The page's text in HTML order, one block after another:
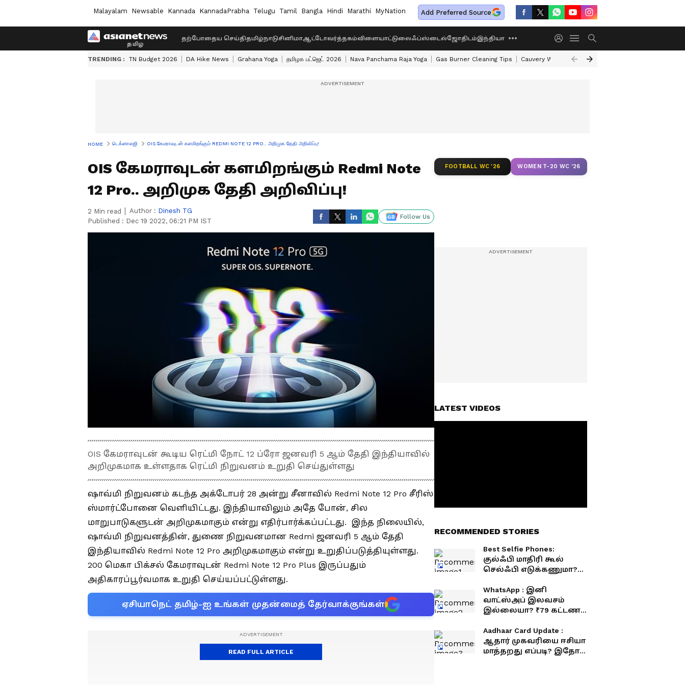
Malayalam Newsable Kannada KannadaPrabha Telugu Tamil Bangla Hindi Marathi MyNation Add Preferred Source
தற்போதைய செய்திதமிழ்நாடுசினிமாஆட்டோவர்த்தகம்விளையாட்டுலைஃப்ஸ்டைல்ஜோதிடம்இந்தியா
TRENDING : TN Budget 2026 DA Hike News Grahana Yoga தமிழக பட்ஜெட் 2026 Nava Panchama Raja Yoga Gas Burner Cleaning Tips Cauvery Water Dispute Row
HOME டெக்னாலஜி OIS கேமராவுடன் களமிறங்கும் REDMI NOTE 12 PRO.. அறிமுக தேதி அறிவிப்பு!
OIS கேமராவுடன் களமிறங்கும் Redmi Note
12 Pro.. அறிமுக தேதி அறிவிப்பு!
2 Min read Author : Dinesh TG
Published : Dec 19 2022, 06:21 PM IST
Follow Us
OIS கேமராவுடன் கூடிய ரெட்மி நோட் 12 ப்ரோ ஜனவரி 5 ஆம் தேதி இந்தியாவில்
அறிமுகமாக உள்ளதாக ரெட்மி நிறுவனம் உறுதி செய்துள்ளது
ஷாவ்மி நிறுவனம் கடந்த அக்டோபர் 28 அன்று சீனாவில் Redmi Note 12 Pro சீரிஸ்
ஸ்மார்ட்போனை வெளியிட்டது. இந்தியாவிலும் அதே போன், சில
மாறுபாடுகளுடன் அறிமுகமாகும் என்று எதிர்பார்க்கப்பட்டது. இந்த நிலையில்,
ஷாவ்மி நிறுவனத்தின், துணை நிறுவனமான Redmi ஜனவரி 5 ஆம் தேதி
இந்தியாவில் Redmi Note 12 Pro அறிமுகமாகும் என்று உறுதிப்படுத்தியுள்ளது.
200 மெகா பிக்சல் கேமராவுடன் Redmi Note 12 Pro Plus இருப்பதும்
அதிகாரப்பூர்வமாக உறுதி செய்யப்பட்டுள்ளது.
ஏசியாநெட் தமிழ்-ஐ உங்கள் முதன்மைத் தேர்வாக்குங்கள்
READ FULL ARTICLE
FOOTBALL WC '26 WOMEN T-20 WC '26
LATEST VIDEOS
RECOMMENDED STORIES
Best Selfie Phones:
குல்ஃபி மாதிரி கூல்
செல்ஃபி எடுக்கணுமா?
இதோ!
WhatsApp : இனி
வாட்ஸ்அப் இலவசம்
இல்லையா? ₹79 கட்டணம்
அதிர்ச்சி அறிவிப்பு
Aadhaar Card Update :
ஆதார் முகவரியை ஈசியா
மாத்தறது எப்படி? இதோ